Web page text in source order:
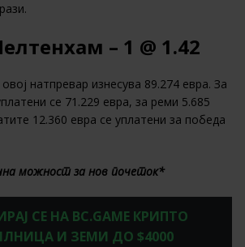
– 1 @ 1.42
натпревар изнесува 89.274 евра. За
се 71.229 евра, за реми 5.685
12.360 евра се уплатени за победа
можност за нов почеток*
СЕ НА BC.GAME КРИПТО
И ЗЕМИ ДО $4000